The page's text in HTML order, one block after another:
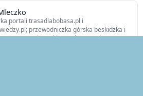
portali trasadlabobasa.pl i
przewodniczka górska beskidzka i
w tym po Ojcowskim Parku Narodowym